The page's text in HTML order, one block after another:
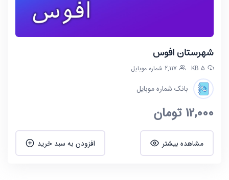
شهرستان افوس
5 KB 2,117 شماره موبایل
بانک شماره موبایل
12,000تومان
مشاهده بیشتر افزودن به سبد خرید